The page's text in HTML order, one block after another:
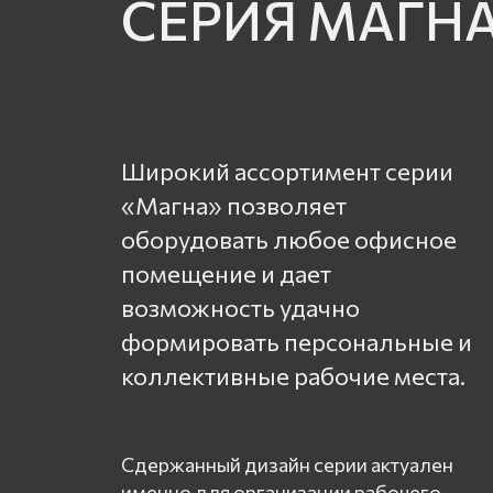
СЕРИЯ
Широкий ассортимент серии
«Магна» позволяет
оборудовать любое офисное
помещение и дает
возможность удачно
формировать персональные и
коллективные рабочие места.
Сдержанный дизайн серии актуален